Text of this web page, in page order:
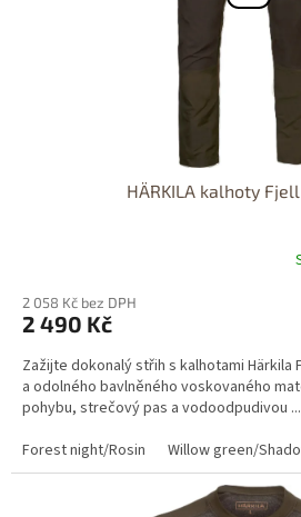
HÄRKILA kalhoty
2 058 Kč bez DPH
2 490 Kč
Zažijte dokonalý střih s kalhotami Härkila
a odolného bavlněného voskovaného
pohybu, strečový pas a vodoodpudivou ...
Forest night/Rosin
Willow green/